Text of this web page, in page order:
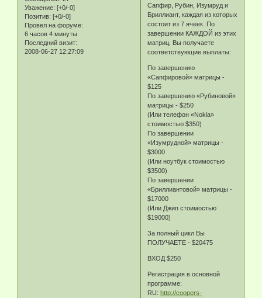
Уважение: [+0/-0]
Позитив: [+0/-0]
Провел на форуме:
6 часов 4 минуты
Последний визит:
2008-06-27 12:27:09
Сапфир, Рубин, Изумруд и
Бриллиант, каждая из которых
состоит из 7 ячеек. По
завершении КАЖДОЙ из этих
матриц, Вы получаете
соответствующие выплаты:
По завершению
«Сапфировой» матрицы -
$125
По завершению «Рубиновой»
матрицы - $250
(Или телефон «Nokia»
стоимостью $350)
По завершении
«Изумрудной» матрицы -
$3000
(Или ноутбук стоимостью
$3500)
По завершении
«Бриллиантовой» матрицы -
$17000
(Или Джип стоимостью
$19000)
За полный цикл Вы
ПОЛУЧАЕТЕ - $20475
ВХОД $250
Регистрация в основной
программе:
RU:http://coopers-